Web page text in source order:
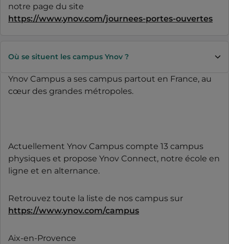
notre page du site
https://www.ynov.com/journees-portes-ouvertes
Où se situent les campus Ynov ?
Ynov Campus a ses campus partout en France, au
cœur des grandes métropoles.
Actuellement Ynov Campus compte 13 campus
physiques et propose Ynov Connect, notre école en
ligne et en alternance.
Retrouvez toute la liste de nos campus sur
https://www.ynov.com/campus
Aix-en-Provence